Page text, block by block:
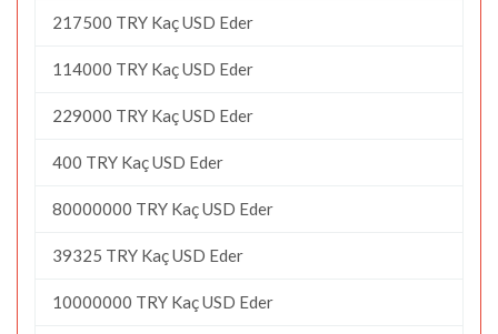
217500 TRY Kaç USD Eder
114000 TRY Kaç USD Eder
229000 TRY Kaç USD Eder
400 TRY Kaç USD Eder
80000000 TRY Kaç USD Eder
39325 TRY Kaç USD Eder
10000000 TRY Kaç USD Eder